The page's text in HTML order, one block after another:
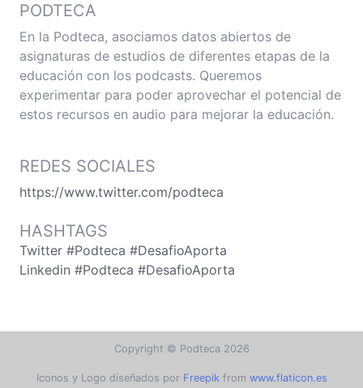
PODTECA
En la Podteca, asociamos datos abiertos de
asignaturas de estudios de diferentes etapas de la
educación con los podcasts. Queremos
experimentar para poder aprovechar el potencial de
estos recursos en audio para mejorar la educación.
REDES SOCIALES
https://www.twitter.com/podteca
HASHTAGS
Twitter #Podteca #DesafioAporta
Linkedin #Podteca #DesafioAporta
Copyright © Podteca 2026
Iconos y Logo diseñados por Freepikfrom www.flaticon.es